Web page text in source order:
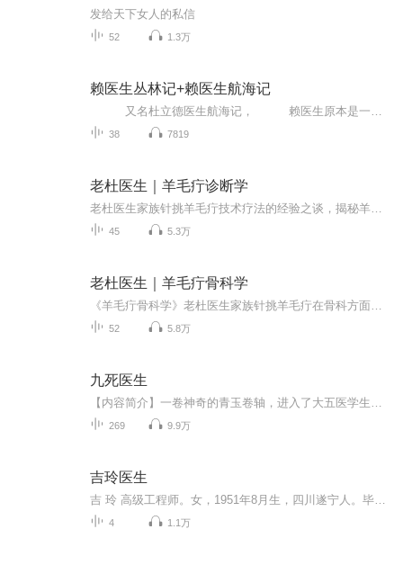
发给天下女人的私信
52 1.3万
赖医生丛林记+赖医生航海记
38 7819
老杜医生｜羊毛疔诊断学
45 5.3万
老杜医生｜羊毛疔骨科学
52 5.8万
九死医生
269 9.9万
吉玲医生
4 1.1万